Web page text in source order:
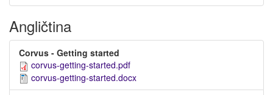
Angličtina
Corvus - Getting started
corvus-getting-started.pdf
corvus-getting-started.docx